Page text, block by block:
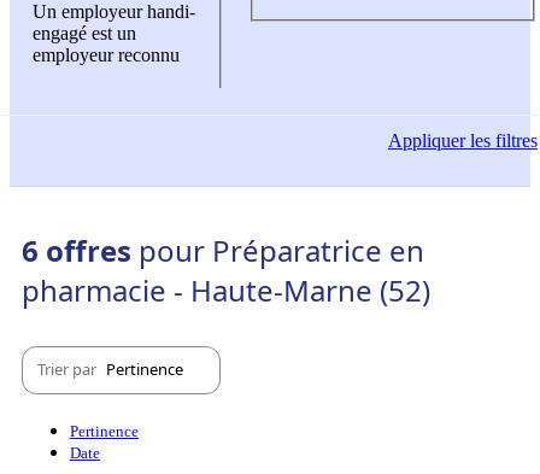
Un employeur handi-
engagé est un
employeur reconnu
Appliquerles filtres
6 offres pour Préparatrice en
pharmacie - Haute-Marne (52)
Trier par Pertinence
Pertinence
Date